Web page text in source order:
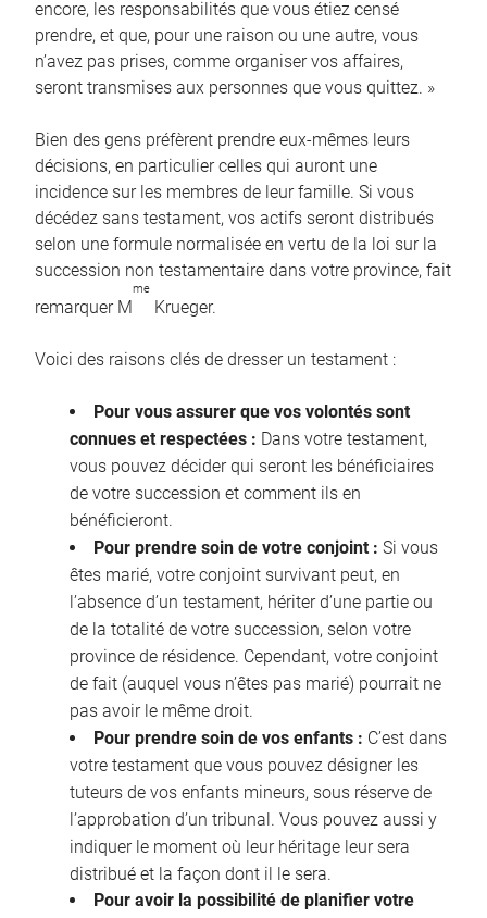
encore, les responsabilités que vous étiez censé
prendre, et que, pour une raison ou une autre, vous
n’avez pas prises, comme organiser vos affaires,
seront transmises aux personnes que vous quittez. »
Bien des gens préfèrent prendre eux-mêmes leurs
décisions, en particulier celles qui auront une
incidence sur les membres de leur famille. Si vous
décédez sans testament, vos actifs seront distribués
selon une formule normalisée en vertu de la loi sur la
succession non testamentaire dans votre province, fait
remarquer M
me
Krueger.
Voici des raisons clés de dresser un testament :
Pour vous assurer que vos volontés sont
connues et respectées : Dans votre testament,
vous pouvez décider qui seront les bénéficiaires
de votre succession et comment ils en
bénéficieront.
Pour prendre soin de votre conjoint : Si vous
êtes marié, votre conjoint survivant peut, en
l’absence d’un testament, hériter d’une partie ou
de la totalité de votre succession, selon votre
province de résidence. Cependant, votre conjoint
de fait (auquel vous n’êtes pas marié) pourrait ne
pas avoir le même droit.
Pour prendre soin de vos enfants : C’est dans
votre testament que vous pouvez désigner les
tuteurs de vos enfants mineurs, sous réserve de
l’approbation d’un tribunal. Vous pouvez aussi y
indiquer le moment où leur héritage leur sera
distribué et la façon dont il le sera.
Pour avoir la possibilité de planifier votre